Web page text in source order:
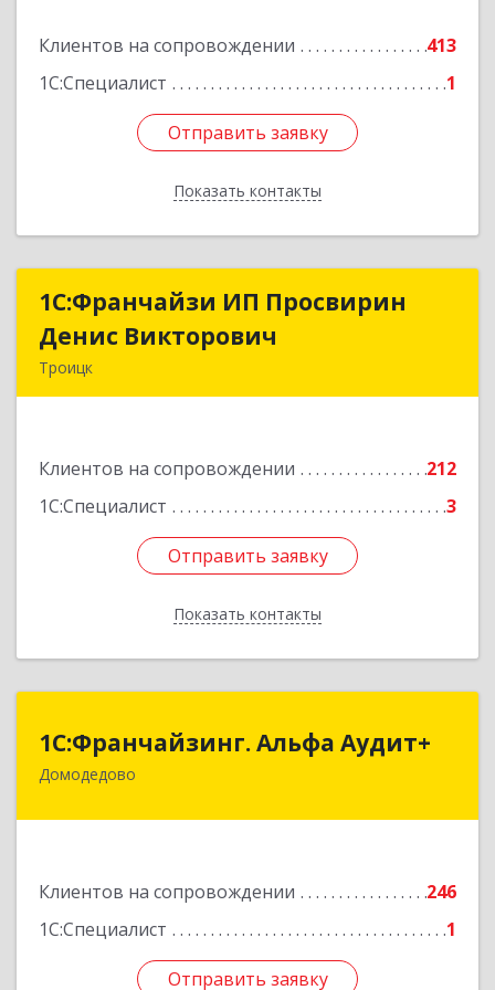
Клиентов на сопровождении
413
1С:Специалист
1
Отправить заявку
Показать контакты
Отправить заявку
Назад
1C:Франчайзи ИП Просвирин
Денис Викторович
Троицк
Клиентов на сопровождении
212
1С:Специалист
3
Отправить заявку
Показать контакты
1C:Франчайзи ИП Просвирин
Денис Викторович
Подробнее
Отправить заявку
Назад
1С:Франчайзинг. Альфа Аудит+
Домодедово
Клиентов на сопровождении
246
1С:Специалист
1
Отправить заявку
1С:Франчайзинг. Альфа Аудит+
142001, Московская обл, Домодедово г,
Отправить заявку